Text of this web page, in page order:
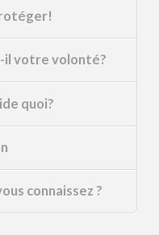
votre volonté?
quoi?
connaissez ?